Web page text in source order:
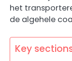
het
de algehele
Key